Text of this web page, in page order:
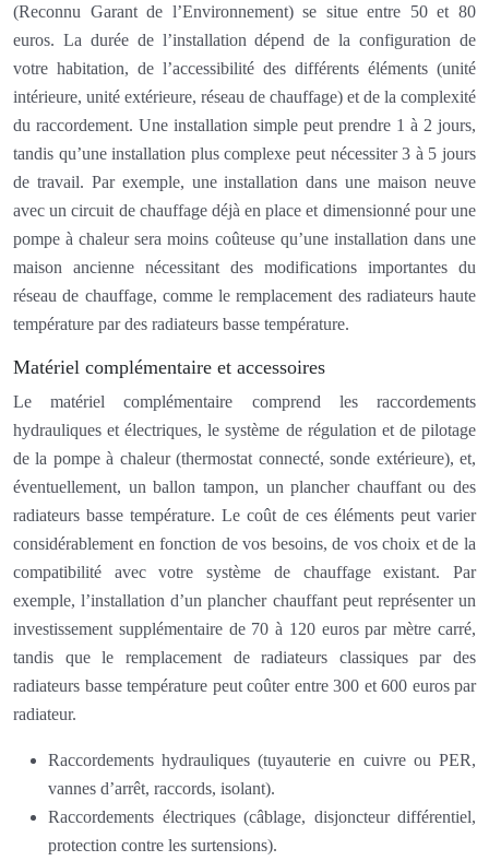
(Reconnu Garant de l’Environnement) se situe entre 50 et 80
euros. La durée de l’installation dépend de la configuration de
votre habitation, de l’accessibilité des différents éléments (unité
intérieure, unité extérieure, réseau de chauffage) et de la complexité
du raccordement. Une installation simple peut prendre 1 à 2 jours,
tandis qu’une installation plus complexe peut nécessiter 3 à 5 jours
de travail. Par exemple, une installation dans une maison neuve
avec un circuit de chauffage déjà en place et dimensionné pour une
pompe à chaleur sera moins coûteuse qu’une installation dans une
maison ancienne nécessitant des modifications importantes du
réseau de chauffage, comme le remplacement des radiateurs haute
température par des radiateurs basse température.
Matériel complémentaire et accessoires
Le matériel complémentaire comprend les raccordements
hydrauliques et électriques, le système de régulation et de pilotage
de la pompe à chaleur (thermostat connecté, sonde extérieure), et,
éventuellement, un ballon tampon, un plancher chauffant ou des
radiateurs basse température. Le coût de ces éléments peut varier
considérablement en fonction de vos besoins, de vos choix et de la
compatibilité avec votre système de chauffage existant. Par
exemple, l’installation d’un plancher chauffant peut représenter un
investissement supplémentaire de 70 à 120 euros par mètre carré,
tandis que le remplacement de radiateurs classiques par des
radiateurs basse température peut coûter entre 300 et 600 euros par
radiateur.
Raccordements hydrauliques (tuyauterie en cuivre ou PER,
vannes d’arrêt, raccords, isolant).
Raccordements électriques (câblage, disjoncteur différentiel,
protection contre les surtensions).